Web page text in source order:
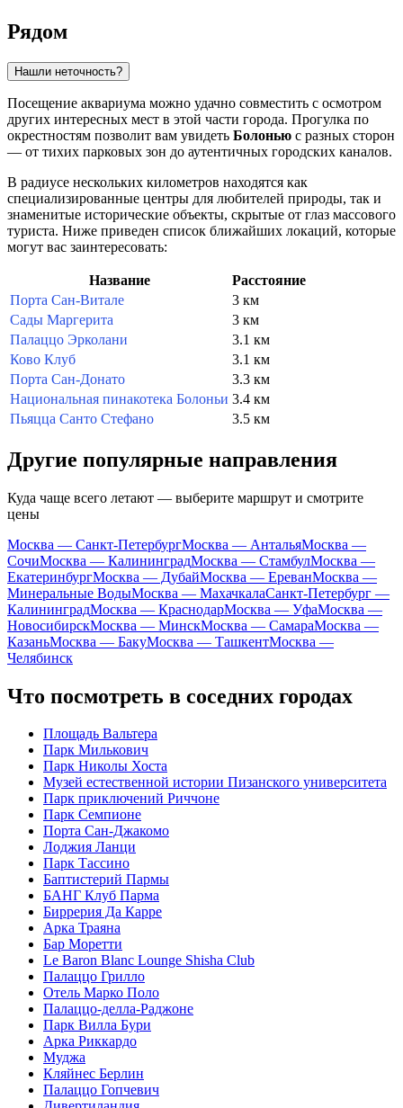
Рядом
Нашли неточность?
Посещение аквариума можно удачно совместить с осмотром
других интересных мест в этой части города. Прогулка по
окрестностям позволит вам увидеть Болонью с разных сторон
— от тихих парковых зон до аутентичных городских каналов.
В радиусе нескольких километров находятся как
специализированные центры для любителей природы, так и
знаменитые исторические объекты, скрытые от глаз массового
туриста. Ниже приведен список ближайших локаций, которые
могут вас заинтересовать:
Название
Расстояние
Порта Сан-Витале
3 км
Сады Маргерита
3 км
Палаццо Эрколани
3.1 км
Ково Клуб
3.1 км
Порта Сан-Донато
3.3 км
Национальная пинакотека Болоньи 3.4 км
Пьяцца Санто Стефано
3.5 км
Другие популярные направления
Куда чаще всего летают — выберите маршрут и смотрите
цены
Москва — Санкт-ПетербургМосква — АнтальяМосква —
СочиМосква — КалининградМосква — СтамбулМосква —
ЕкатеринбургМосква — ДубайМосква — ЕреванМосква —
Минеральные ВодыМосква — МахачкалаСанкт-Петербург —
КалининградМосква — КраснодарМосква — УфаМосква —
НовосибирскМосква — МинскМосква — СамараМосква —
КазаньМосква — БакуМосква — ТашкентМосква —
Челябинск
Что посмотреть в соседних городах
Площадь Вальтера
Парк Милькович
Парк Николы Хоста
Музей естественной истории Пизанского университета
Парк приключений Риччоне
Парк Семпионе
Порта Сан-Джакомо
Лоджия Ланци
Парк Тассино
Баптистерий Пармы
БАНГ Клуб Парма
Биррерия Да Карре
Арка Траяна
Бар Моретти
Le Baron Blanc Lounge Shisha Club
Палаццо Грилло
Отель Марко Поло
Палаццо-делла-Раджоне
Парк Вилла Бури
Арка Риккардо
Муджа
Кляйнес Берлин
Палаццо Гопчевич